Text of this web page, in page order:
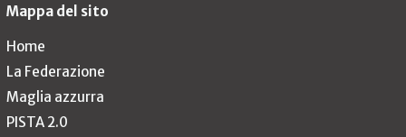
Mappa del sito
Home
La Federazione
Maglia azzurra
PISTA 2.0